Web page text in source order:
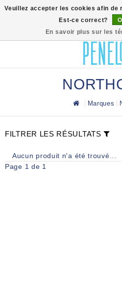
Marques
FILTRER LES RÉSULTATS
Aucun produit n'a été trouvé...
Page 1 de 1
Veuillez accepter les cookies afin de
Est-ce correct?
En savoir plus sur les